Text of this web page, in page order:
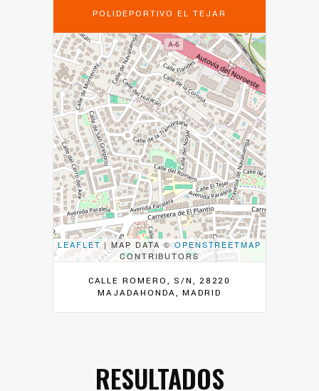
POLIDEPORTIVO EL TEJAR
LEAFLET| MAP DATA © OPENSTREETMAP
CONTRIBUTORS
CALLE ROMERO, S/N, 28220
MAJADAHONDA, MADRID
RESULTADOS